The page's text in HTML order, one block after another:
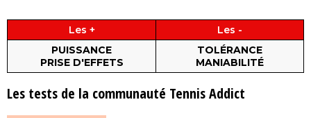
Les +
Les -
PUISSANCE
PRISE D'EFFETS
TOLÉRANCE
MANIABILITÉ
Les tests de la communauté Tennis Addict